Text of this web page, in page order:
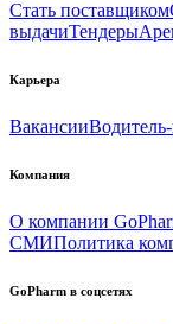
Стать поставщиком
выдачиТендеры
Карьера
Вакансии
Компания
О компании
СМИПолитика
GoPharm в соцсетях